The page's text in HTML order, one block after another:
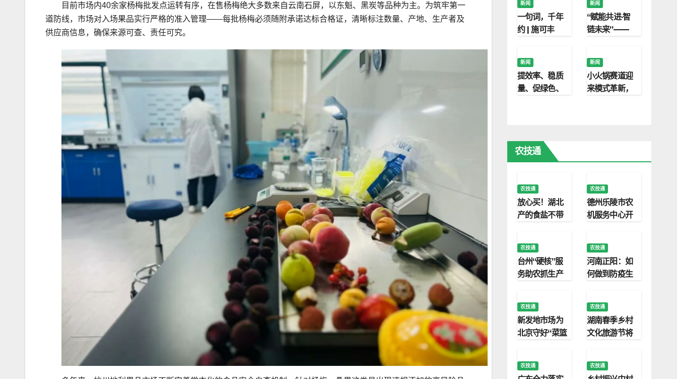
目前市场内40余家杨梅批发点运转有序，在售杨梅绝大多数来自云南石屏，以东魁、黑炭等品种为主。为筑牢第一
道防线，市场对入场果品实行严格的准入管理——每批杨梅必须随附承诺达标合格证，清晰标注数量、产地、生产者及
供应商信息，确保来源可查、责任可究。
嘴馋焦虑！
线
新闻
一句词，千年
约 | 施可丰
视
新闻
“赋能共进·智
链未来”——
研讨会在京举
行
新闻
提效率、稳质
量、促绿色、
展
新闻
小火锅赛道迎
来模式革新，
农技通
农技通
放心买！湖北
产的食盐不带
农技通
德州乐陵市农
机服务中心开
农技通
台州“硬核”服
务助农抓生产
农技通
河南正阳：如
何做到防疫生
农技通
新发地市场为
北京守好“菜篮
农技通
湖南春季乡村
文化旅游节将
农技通 农技通